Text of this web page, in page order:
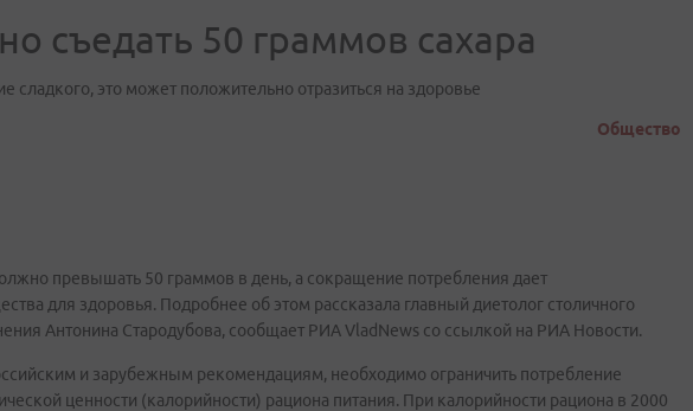
съедать 50 граммов сахара
сладкого, это может положительно отразиться на здоровье
Общество
превышать 50 граммов в день, а сокращение потребления дает
для здоровья. Подробнее об этом рассказала главный диетолог столичного
Антонина Стародубова, сообщает РИА VladNews со ссылкой на РИА Новости.
и зарубежным рекомендациям, необходимо ограничить потребление
ценности (калорийности) рациона питания. При калорийности рациона в 2000